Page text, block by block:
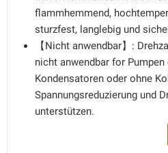
flammhemmend,
sturzfest, langlebig und
【Nicht anwendbar】:
nicht anwendbar for
Kondensatoren oder ohne
Spannungsreduzierung und
unterstützen.